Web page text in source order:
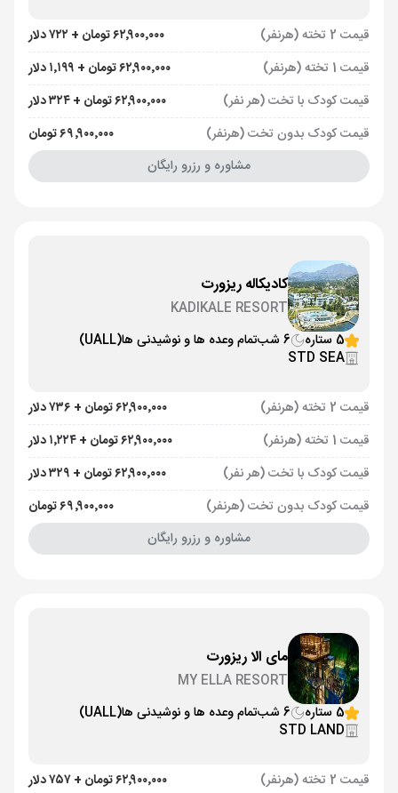
قیمت 2 تخته (هرنفر)
۶۲٬۹۰۰٬۰۰۰ تومان + ۷۲۲ دلار
قیمت 1 تخته (هرنفر)
۶۲٬۹۰۰٬۰۰۰ تومان + ۱٬۱۹۹ دلار
قیمت کودک با تخت (هر نفر)
۶۲٬۹۰۰٬۰۰۰ تومان + ۳۲۴ دلار
قیمت کودک بدون تخت (هرنفر)
۶۹٬۹۰۰٬۰۰۰ تومان
مشاوره و رزرو رایگان
کادیکاله ریزورت
KADIKALE RESORT
5 ستاره
6 شب تمام وعده ها و نوشیدنی ها(UALL)
STD SEA
قیمت 2 تخته (هرنفر)
۶۲٬۹۰۰٬۰۰۰ تومان + ۷۳۶ دلار
قیمت 1 تخته (هرنفر)
۶۲٬۹۰۰٬۰۰۰ تومان + ۱٬۲۲۴ دلار
قیمت کودک با تخت (هر نفر)
۶۲٬۹۰۰٬۰۰۰ تومان + ۳۲۹ دلار
قیمت کودک بدون تخت (هرنفر)
۶۹٬۹۰۰٬۰۰۰ تومان
مشاوره و رزرو رایگان
مای الا ریزورت
MY ELLA RESORT
5 ستاره
6 شب تمام وعده ها و نوشیدنی ها(UALL)
STD LAND
قیمت 2 تخته (هرنفر)
۶۲٬۹۰۰٬۰۰۰ تومان + ۷۵۷ دلار